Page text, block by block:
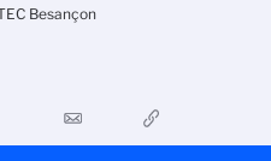
Besançon